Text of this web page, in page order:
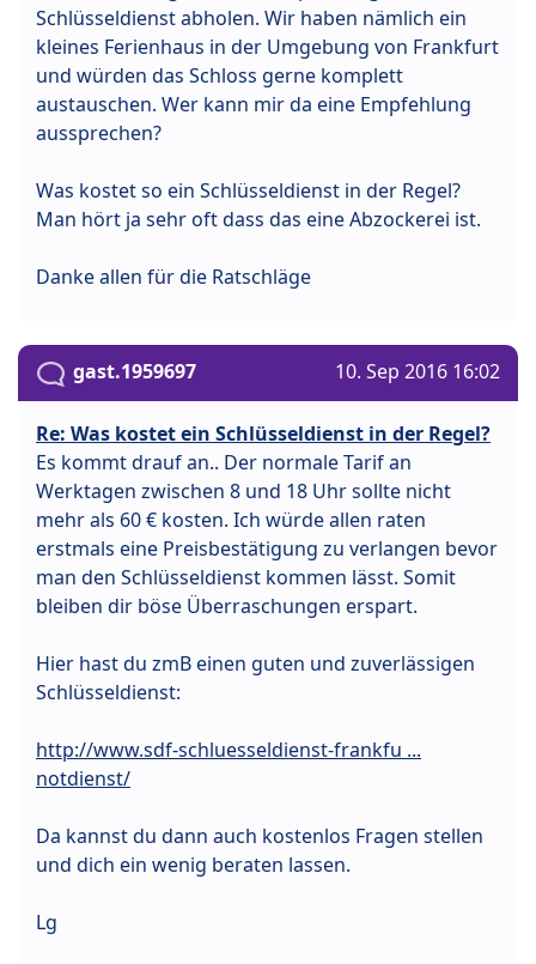
Schlüsseldienst abholen. Wir haben nämlich ein
kleines Ferienhaus in der Umgebung von Frankfurt
und würden das Schloss gerne komplett
austauschen. Wer kann mir da eine Empfehlung
aussprechen?
Was kostet so ein Schlüsseldienst in der Regel?
Man hört ja sehr oft dass das eine Abzockerei ist.
Danke allen für die Ratschläge
gast.1959697 10. Sep 2016 16:02
Re: Was kostet ein Schlüsseldienst in der Regel?
Es kommt drauf an.. Der normale Tarif an
Werktagen zwischen 8 und 18 Uhr sollte nicht
mehr als 60 € kosten. Ich würde allen raten
erstmals eine Preisbestätigung zu verlangen bevor
man den Schlüsseldienst kommen lässt. Somit
bleiben dir böse Überraschungen erspart.
Hier hast du zmB einen guten und zuverlässigen
Schlüsseldienst:
http://www.sdf-schluesseldienst-frankfu ...
notdienst/
Da kannst du dann auch kostenlos Fragen stellen
und dich ein wenig beraten lassen.
Lg